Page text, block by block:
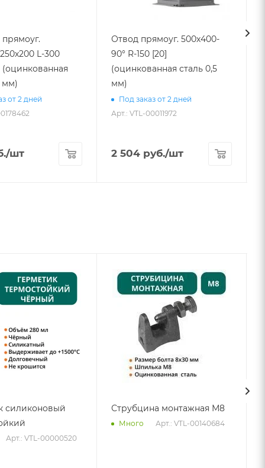
L-300
(оцинкованная
мм)
от 2 дней
/шт
Отвод прямоуг. 500х400-
90° R-150 [20]
(оцинкованная сталь 0,5
мм)
Под заказ от 2 дней
Арт.: VTL-00011972
2 504 руб./шт
силиконовый
Арт.: VTL-00000520
Струбцина монтажная М8
Много Арт.: VTL-00140684